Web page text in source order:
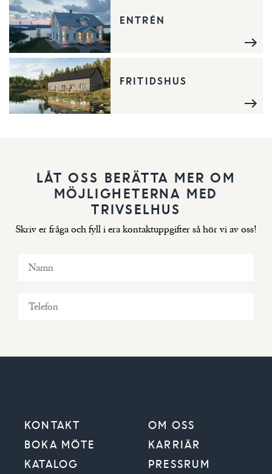
ENTRÉN
FRITIDSHUS
LÅT OSS BERÄTTA MER OM
MÖJLIGHETERNA MED
TRIVSELHUS
Skriv er fråga och fyll i era kontaktuppgifter så hör vi av oss!
KONTAKT
BOKA MÖTE
KATALOG
OM OSS
KARRIÄR
PRESSRUM